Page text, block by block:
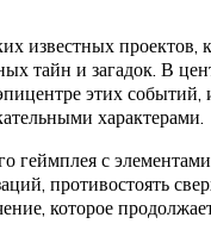
известных проектов,
тайн и загадок. В
этих
характерами.
с
противостоять
которое